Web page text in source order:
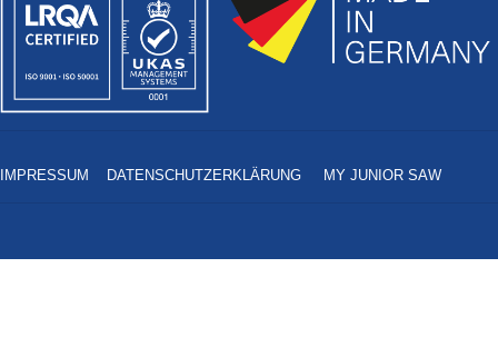
IMPRESSUM DATENSCHUTZERKLÄRUNG MY JUNIOR SAW